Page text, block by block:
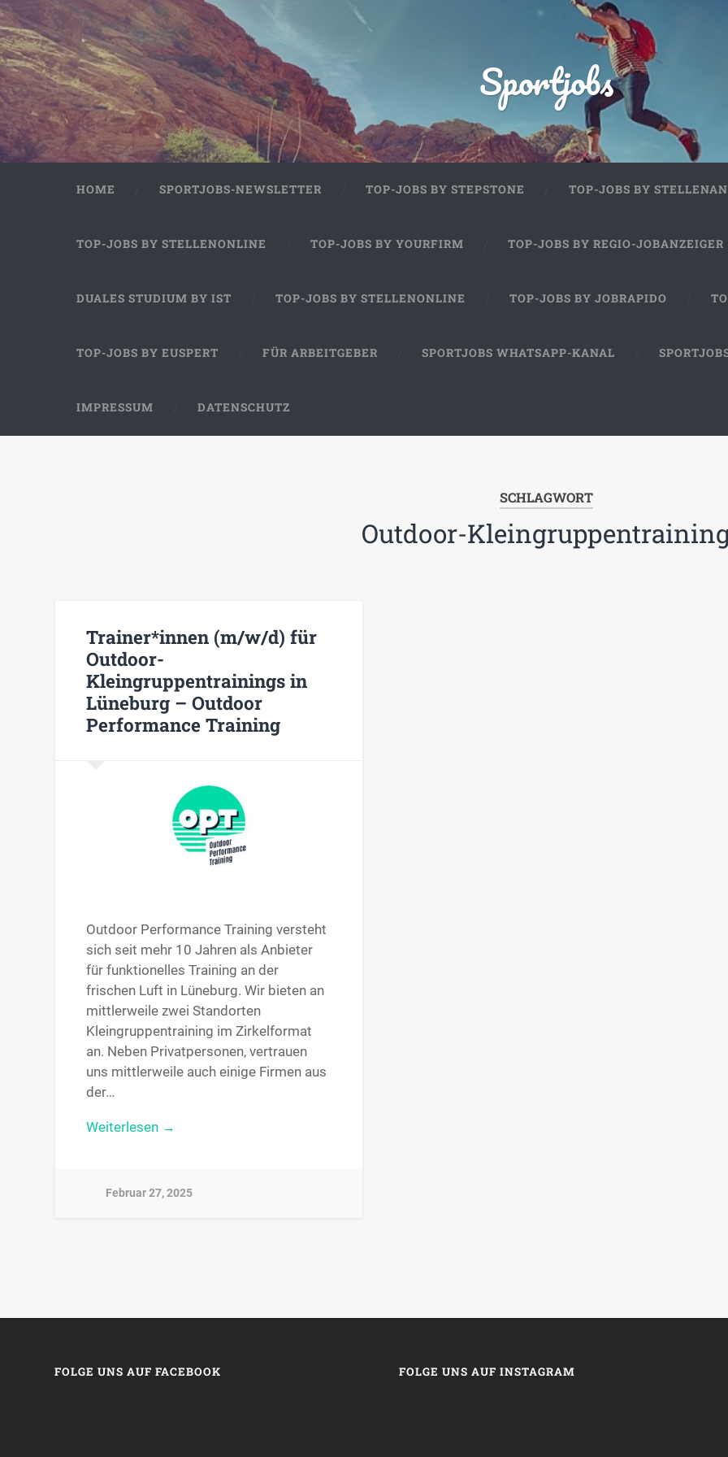
Sportjobs
HOME SPORTJOBS-NEWSLETTER TOP-JOBS BY STEPSTONE TOP-JOBS BY
TOP-JOBS BY STELLENONLINE TOP-JOBS BY YOURFIRM TOP-JOBS BY REGIO-JOBANZEIGER
DUALES STUDIUM BY IST TOP-JOBS BY STELLENONLINE TOP-JOBS BY JOBRAPIDO
TOP-JOBS BY EUSPERT FÜR ARBEITGEBER SPORTJOBS WHATSAPP-KANAL
IMPRESSUM DATENSCHUTZ
SCHLAGWORT
Outdoor-
Trainer*innen (m/w/d) für
Outdoor-
Kleingruppentrainings in
Lüneburg – Outdoor
Performance Training
Outdoor Performance Training versteht
sich seit mehr 10 Jahren als Anbieter
für funktionelles Training an der
frischen Luft in Lüneburg. Wir bieten an
mittlerweile zwei Standorten
Kleingruppentraining im Zirkelformat
an. Neben Privatpersonen, vertrauen
uns mittlerweile auch einige Firmen aus
der…
Weiterlesen →
Februar 27, 2025
FOLGE UNS AUF FACEBOOK FOLGE UNS AUF INSTAGRAM